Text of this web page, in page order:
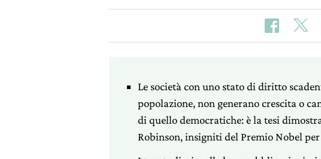
Le società con uno stato di diritto
popolazione, non generano crescita o
di quello democratiche: è la tesi
Robinson, insigniti del Premio Nobel